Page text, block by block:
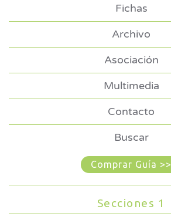
Fichas
Archivo
Asociación
Multimedia
Contacto
Buscar
Comprar Guía >>
Secciones 1